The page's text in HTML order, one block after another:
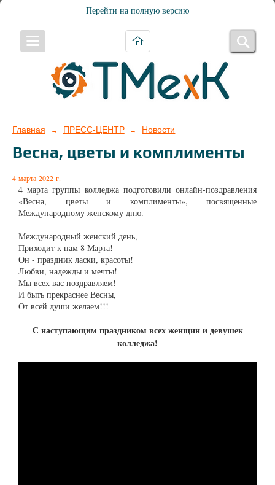
Перейти на полную версию
Главная → ПРЕСС-ЦЕНТР → Новости
Весна, цветы и комплименты
4 марта 2022 г.
4 марта группы колледжа подготовили онлайн-поздравления
«Весна, цветы и комплименты», посвященные
Международному женскому дню.
Международный женский день,
Приходит к нам 8 Марта!
Он - праздник ласки, красоты!
Любви, надежды и мечты!
Мы всех вас поздравляем!
И быть прекраснее Весны,
От всей души желаем!!!
С наступающим праздником всех женщин и девушек
колледжа!